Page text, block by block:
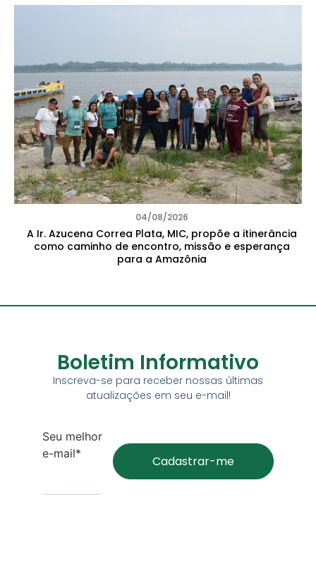
04/08/2026
A Ir. Azucena Correa Plata, MIC, propõe a itinerância
como caminho de encontro, missão e esperança
para a Amazônia
Boletim Informativo
Inscreva-se para receber nossas últimas
atualizações em seu e-mail!
Seu melhor
e-mail*